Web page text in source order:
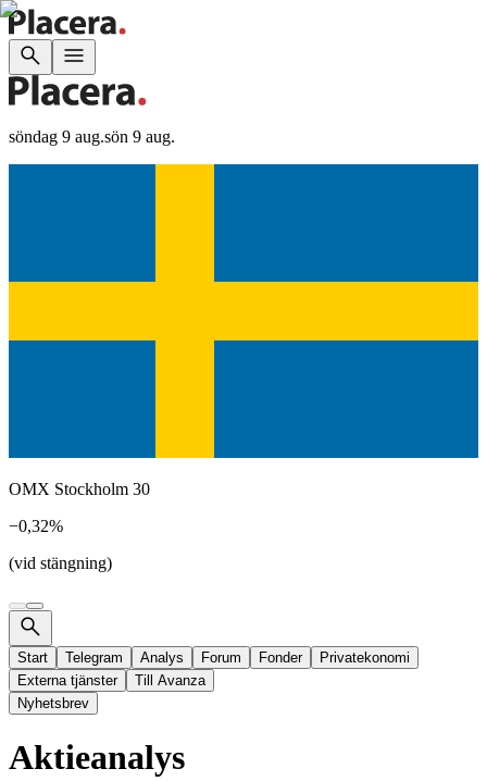
söndag 9 aug.sön 9 aug.
OMX Stockholm 30
−0,32%
(vid stängning)
Start Telegram Analys Forum Fonder
Privatekonomi
Externa tjänster
Till Avanza
Nyhetsbrev
Aktieanalys